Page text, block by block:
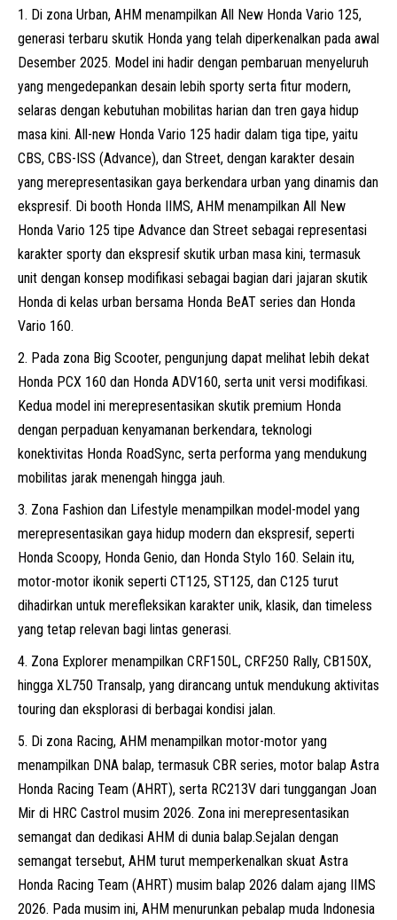
Di zona Urban, AHM menampilkan All New Honda Vario 125,
generasi terbaru skutik Honda yang telah diperkenalkan pada awal
Desember 2025. Model ini hadir dengan pembaruan menyeluruh
yang mengedepankan desain lebih sporty serta fitur modern,
selaras dengan kebutuhan mobilitas harian dan tren gaya hidup
masa kini. All-new Honda Vario 125 hadir dalam tiga tipe, yaitu
CBS, CBS-ISS (Advance), dan Street, dengan karakter desain
yang merepresentasikan gaya berkendara urban yang dinamis dan
ekspresif. Di booth Honda IIMS, AHM menampilkan All New
Honda Vario 125 tipe Advance dan Street sebagai representasi
karakter sporty dan ekspresif skutik urban masa kini, termasuk
unit dengan konsep modifikasi sebagai bagian dari jajaran skutik
Honda di kelas urban bersama Honda BeAT series dan Honda
Vario 160.
Pada zona Big Scooter, pengunjung dapat melihat lebih dekat
Honda PCX 160 dan Honda ADV160, serta unit versi modifikasi.
Kedua model ini merepresentasikan skutik premium Honda
dengan perpaduan kenyamanan berkendara, teknologi
konektivitas Honda RoadSync, serta performa yang mendukung
mobilitas jarak menengah hingga jauh.
Zona Fashion dan Lifestyle menampilkan model-model yang
merepresentasikan gaya hidup modern dan ekspresif, seperti
Honda Scoopy, Honda Genio, dan Honda Stylo 160. Selain itu,
motor-motor ikonik seperti CT125, ST125, dan C125 turut
dihadirkan untuk merefleksikan karakter unik, klasik, dan timeless
yang tetap relevan bagi lintas generasi.
Zona Explorer menampilkan CRF150L, CRF250 Rally, CB150X,
hingga XL750 Transalp, yang dirancang untuk mendukung aktivitas
touring dan eksplorasi di berbagai kondisi jalan.
Di zona Racing, AHM menampilkan motor-motor yang
menampilkan DNA balap, termasuk CBR series, motor balap Astra
Honda Racing Team (AHRT), serta RC213V dari tunggangan Joan
Mir di HRC Castrol musim 2026. Zona ini merepresentasikan
semangat dan dedikasi AHM di dunia balap.Sejalan dengan
semangat tersebut, AHM turut memperkenalkan skuat Astra
Honda Racing Team (AHRT) musim balap 2026 dalam ajang IIMS
2026. Pada musim ini, AHM menurunkan pebalap muda Indonesia